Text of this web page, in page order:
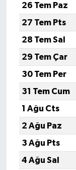
26 Tem Paz
27 Tem Pts
28 Tem Sal
29 Tem Çar
30 Tem Per
31 Tem Cum
1 Ağu Cts
2 Ağu Paz
3 Ağu Pts
4 Ağu Sal